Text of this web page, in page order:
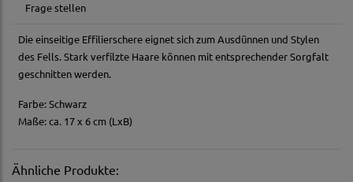
Frage stellen
Die einseitige Effilierschere eignet sich zum Ausdünnen und Stylen
des Fells. Stark verfilzte Haare können mit entsprechender Sorgfalt
geschnitten werden.
Farbe: Schwarz
Maße: ca. 17 x 6 cm (LxB)
Ähnliche Produkte: